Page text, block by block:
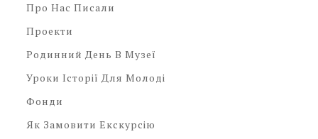
Про Нас Писали
Проекти
Родинний День В Музеї
Уроки Історії Для Молоді
Фонди
Як Замовити Екскурсію